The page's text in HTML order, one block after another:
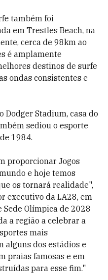
também foi
em Trestles Beach, na
cerca de 98km ao
é amplamente
destinos de surfe
ondas consistentes e
Dodger Stadium, casa do
sediou o esporte
1984.
proporcionar Jogos
e hoje temos
os tornará realidade",
executivo da LA28, em
Sede Olímpica de 2028
a região a celebrar a
mais
alguns dos estádios e
praias famosas e em
para esse fim."